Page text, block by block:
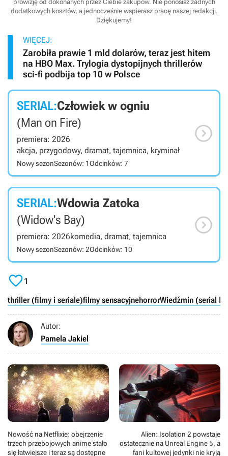
prowizję od dokonanych przez Ciebie zakupów. Nie ponosisz żadnych
dodatkowych kosztów, a jednocześnie wspierasz pracę naszej redakcji.
Dziękujemy!
WIĘCEJ:
Zarobiła prawie 1 mld dolarów, teraz jest hitem
na HBO Max. Trylogia dystopijnych thrillerów
sci-fi podbija top 10 w Polsce
SERIAL:Człowiek w ogniu
(Man on Fire)
premiera: 2026
akcja, przygodowy, dramat, tajemnica, kryminał
Nowy sezonSezonów: 1Odcinków: 7

SERIAL:Wdowia Zatoka
(Widow's Bay)
premiera: 2026komedia, dramat, tajemnica
Nowy sezonSezonów: 2Odcinków: 10

1
thriller (filmy i seriale)filmy sensacyjnehorrorWiedźmin (serial
Autor:
Pamela Jakiel
Nowość na Netflixie: obejrzenie
trzech przebojowych anime stało
się łatwiejsze i teraz są dostępne
Alien: Isolation 2 powstaje
ostatecznie na Unreal Engine 5, a
fani kultowej jedynki nie kryją